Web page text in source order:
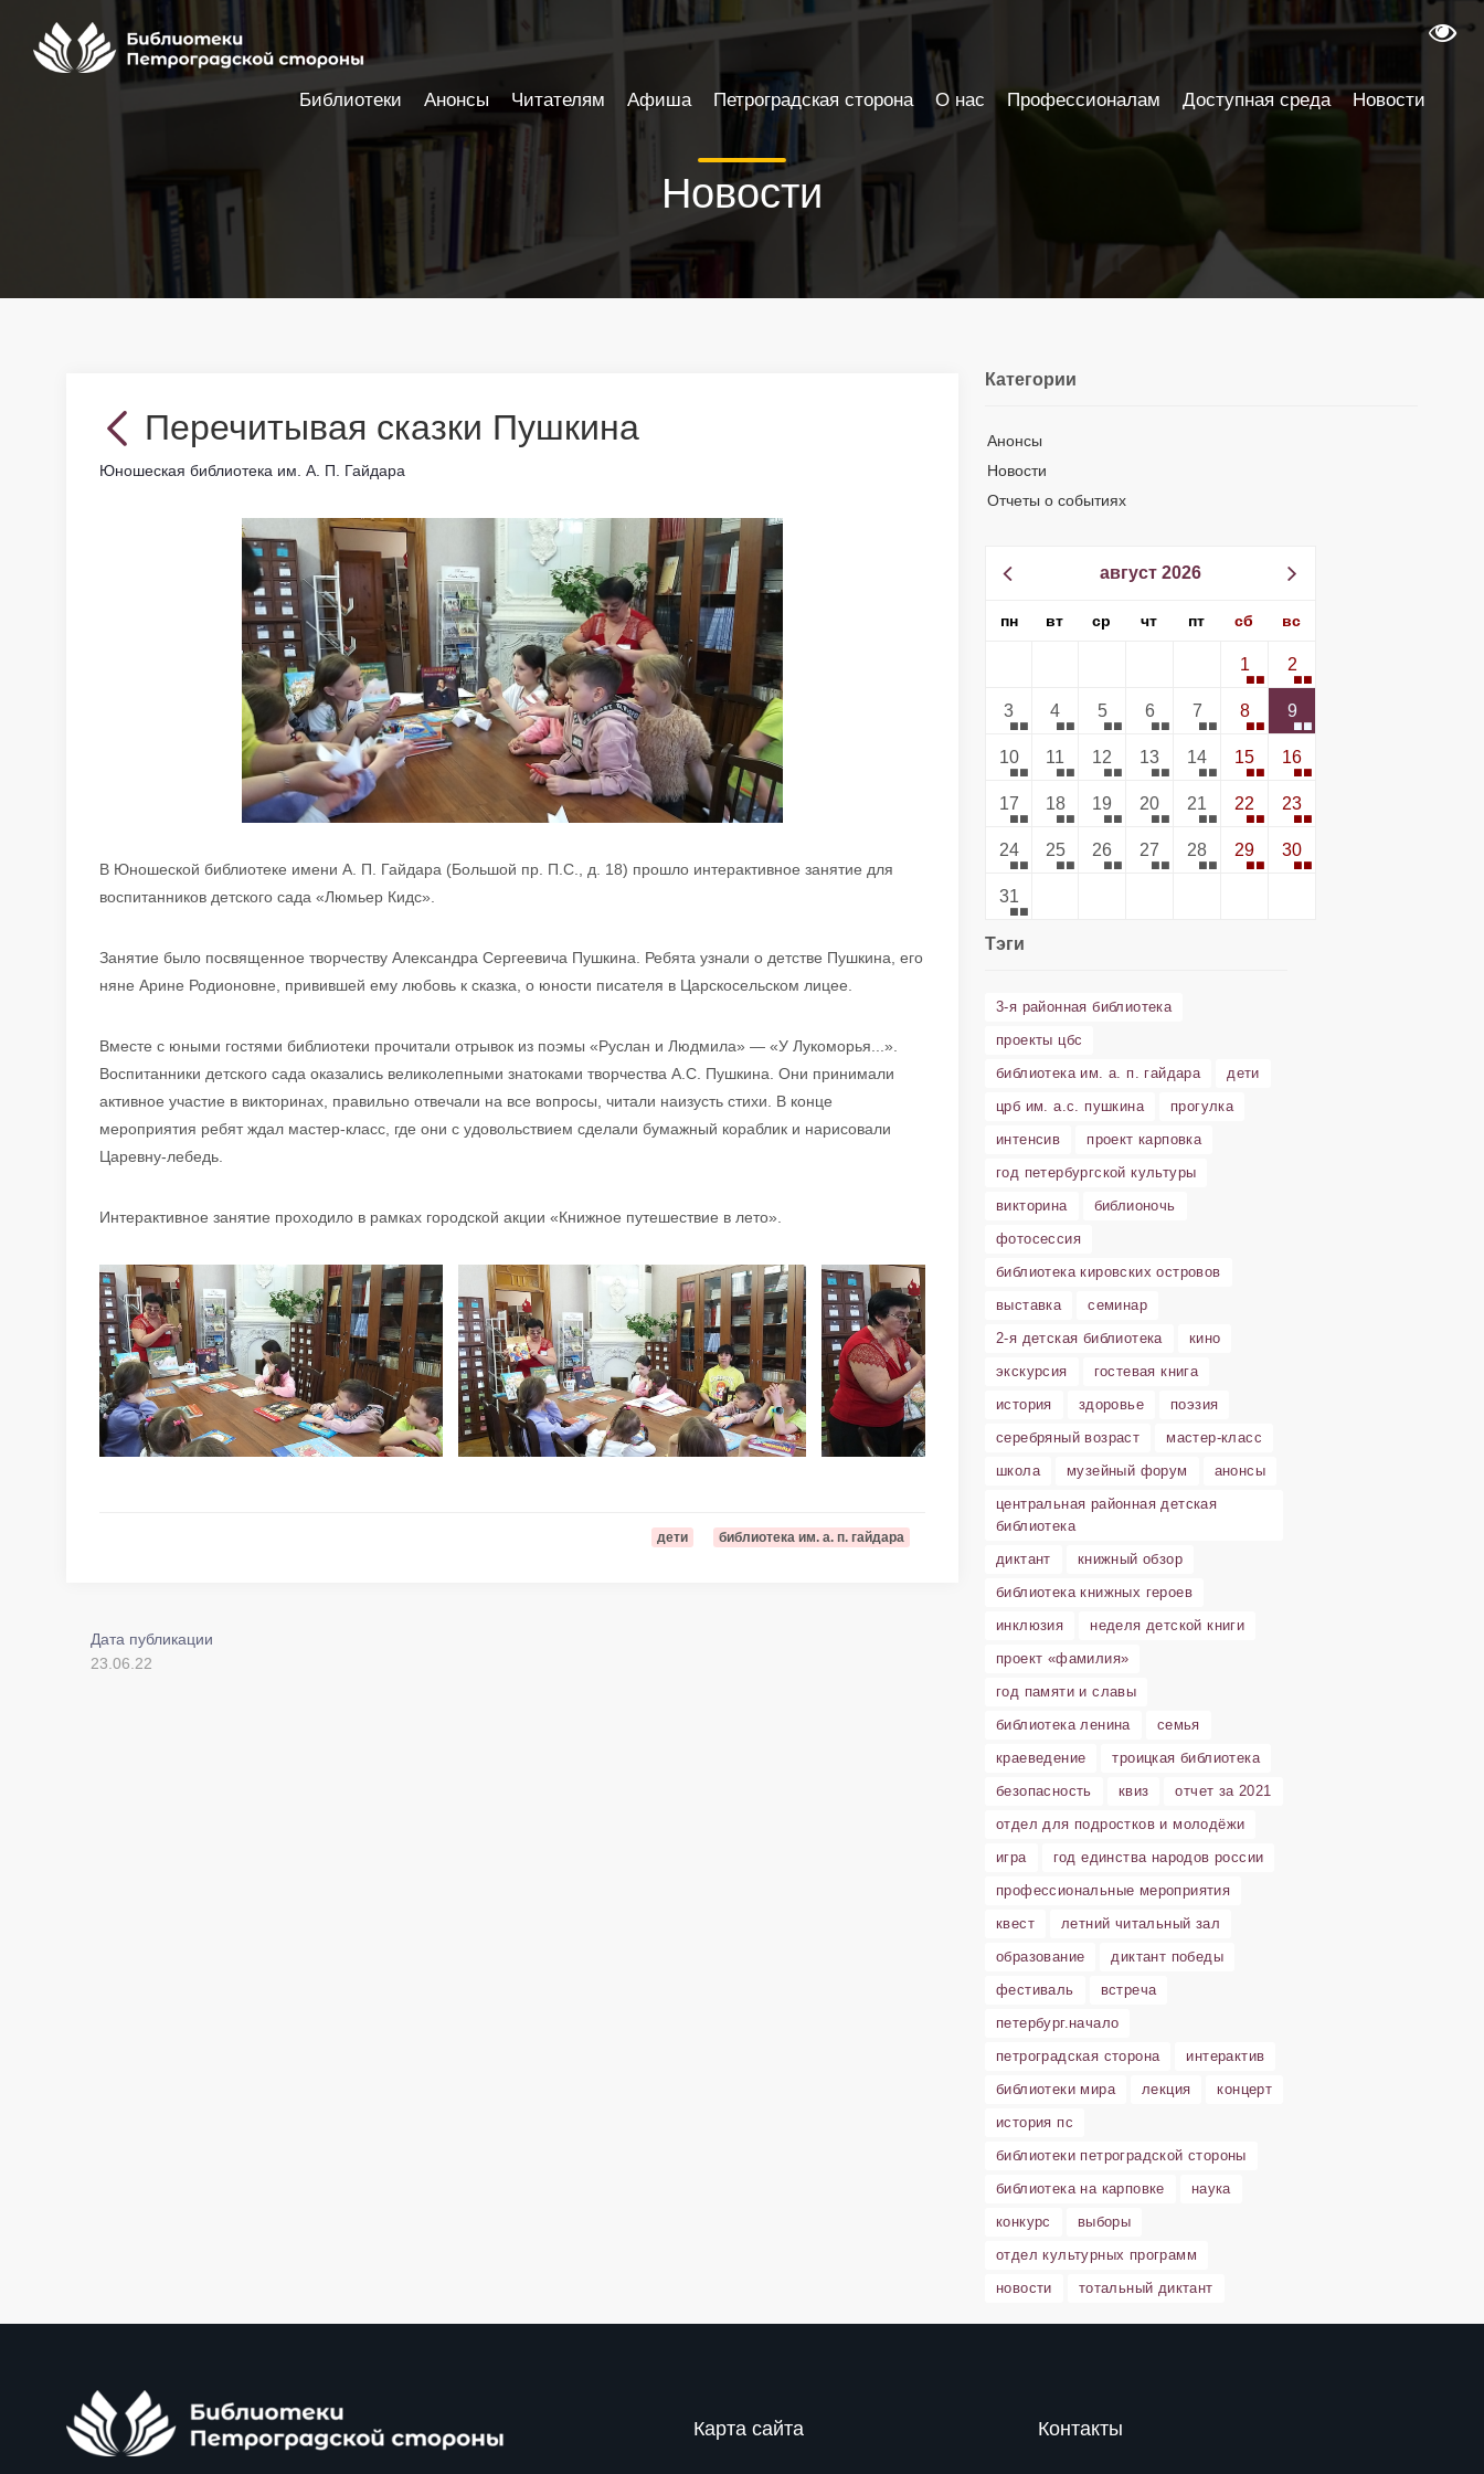
Новости
Перечитывая сказки Пушкина
Юношеская библиотека им. А. П. Гайдара
В Юношеской библиотеке имени А. П. Гайдара (Большой пр. П.С., д. 18) прошло интерактивное занятие для
воспитанников детского сада «Люмьер Кидс».
Занятие было посвященное творчеству Александра Сергеевича Пушкина. Ребята узнали о детстве Пушкина, его
няне Арине Родионовне, привившей ему любовь к сказка, о юности писателя в Царскосельском лицее.
Вместе с юными гостями библиотеки прочитали отрывок из поэмы «Руслан и Людмила» — «У Лукоморья...».
Воспитанники детского сада оказались великолепными знатоками творчества А.С. Пушкина. Они принимали
активное участие в викторинах, правильно отвечали на все вопросы, читали наизусть стихи. В конце
мероприятия ребят ждал мастер-класс, где они с удовольствием сделали бумажный кораблик и нарисовали
Царевну-лебедь.
Интерактивное занятие проходило в рамках городской акции «Книжное путешествие в лето».
дети библиотека им. а. п. гайдара
Дата публикации
23.06.22
Категории
Анонсы
Новости
Отчеты о событиях
август 2026
пн вт ср чт пт сб вс
1 2
3 4 5 6 7 8 9
10 11 12 13 14 15 16
17 18 19 20 21 22 23
24 25 26 27 28 29 30
31
Тэги
3-я районная библиотека
проекты цбс
библиотека им. а. п. гайдара
дети
црб им. а.с. пушкина
прогулка
интенсив
проект карповка
год петербургской культуры
викторина
библионочь
фотосессия
библиотека кировских островов
выставка
семинар
2-я детская библиотека
кино
экскурсия
гостевая книга
история
здоровье
поэзия
серебряный возраст
мастер-класс
школа
музейный форум
анонсы
центральная районная детская
библиотека
диктант
книжный обзор
библиотека книжных героев
инклюзия
неделя детской книги
проект «фамилия»
год памяти и славы
библиотека ленина
семья
краеведение
троицкая библиотека
безопасность
квиз
отчет за 2021
отдел для подростков и молодёжи
игра
год единства народов россии
профессиональные мероприятия
квест
летний читальный зал
образование
диктант победы
фестиваль
встреча
петербург.начало
петроградская сторона
интерактив
библиотеки мира
лекция
концерт
история пс
библиотеки петроградской стороны
библиотека на карповке
наука
конкурс
выборы
отдел культурных программ
новости
тотальный диктант
Карта сайта Контакты
Библиотеки Анонсы Читателям Афиша Петроградская сторона О нас Профессионалам Доступная среда Новости
Настройки доступности